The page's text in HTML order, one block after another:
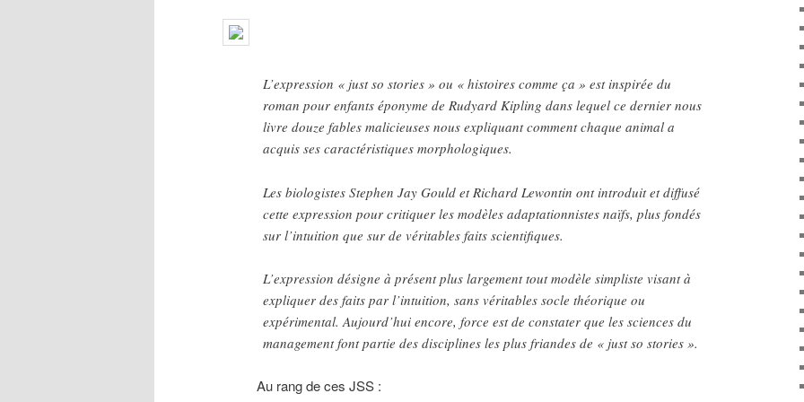
L’expression « just so stories » ou « histoires comme ça » est inspirée du
roman pour enfants éponyme de Rudyard Kipling dans lequel ce dernier nous
livre douze fables malicieuses nous expliquant comment chaque animal a
acquis ses caractéristiques morphologiques.
Les biologistes Stephen Jay Gould et Richard Lewontin ont introduit et diffusé
cette expression pour critiquer les modèles adaptationnistes naïfs, plus fondés
sur l’intuition que sur de véritables faits scientifiques.
L’expression désigne à présent plus largement tout modèle simpliste visant à
expliquer des faits par l’intuition, sans véritables socle théorique ou
expérimental. Aujourd’hui encore, force est de constater que les sciences du
management font partie des disciplines les plus friandes de « just so stories ».
Au rang de ces JSS :